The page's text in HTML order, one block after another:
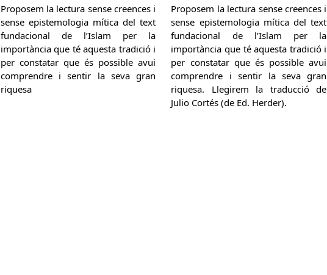
Proposem la lectura sense creences i
sense epistemologia mítica del text
fundacional de l’Islam per la
importància que té aquesta tradició i
per constatar que és possible avui
comprendre i sentir la seva gran
riquesa
Proposem la lectura sense creences i
sense epistemologia mítica del text
fundacional de l’Islam per la
importància que té aquesta tradició i
per constatar que és possible avui
comprendre i sentir la seva gran
riquesa. Llegirem la traducció de
Julio Cortés (de Ed. Herder).